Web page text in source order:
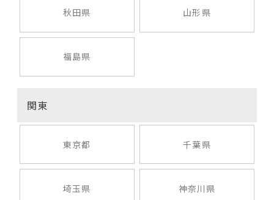
秋田県 山形県
福島県
関東
東京都 千葉県
埼玉県 神奈川県